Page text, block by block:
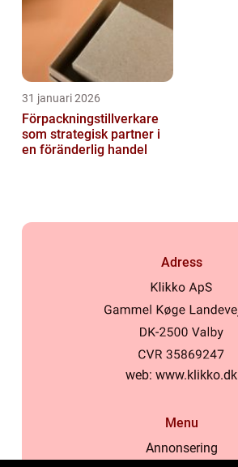
31 januari 2026
Förpackningstillverkare
som strategisk partner i
en föränderlig handel
Adress
web: www.klikko.dk
Menu
Annonsering